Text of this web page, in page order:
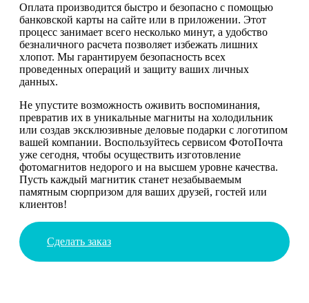
Оплата производится быстро и безопасно с помощью
банковской карты на сайте или в приложении. Этот
процесс занимает всего несколько минут, а удобство
безналичного расчета позволяет избежать лишних
хлопот. Мы гарантируем безопасность всех
проведенных операций и защиту ваших личных
данных.
Не упустите возможность оживить воспоминания,
превратив их в уникальные магниты на холодильник
или создав эксклюзивные деловые подарки с логотипом
вашей компании. Воспользуйтесь сервисом ФотоПочта
уже сегодня, чтобы осуществить изготовление
фотомагнитов недорого и на высшем уровне качества.
Пусть каждый магнитик станет незабываемым
памятным сюрпризом для ваших друзей, гостей или
клиентов!
Сделать заказ